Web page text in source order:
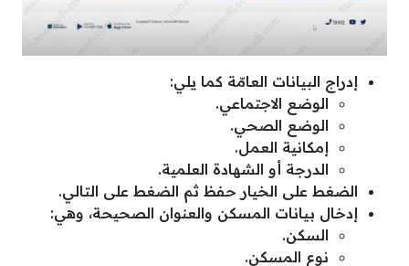
إدراج البيانات العامّة كما يلي:
الوضع الاجتماعي.
الوضع الصحي.
إمكانية العمل.
الدرجة أو الشهادة العلمية.
الضغط على الخيار حفظ ثم الضغط على التالي.
إدخال بيانات المسكن والعنوان الصحيحة، وهي:
السكن.
نوع المسكن.